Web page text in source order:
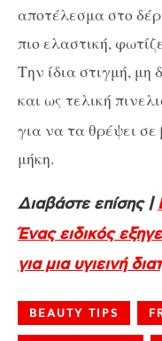
αποτέλεσμα στο
πιο ελαστική,
Την ίδια στιγμή,
και ως τελική
για να τα θρέψει
μήκη.
Διαβάστε επίσης |
Ένας ειδικός
για μια υγιεινή
BEAUTY TIPS